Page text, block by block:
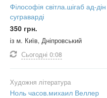
Філософія світла.шігаб ад-
суграварді
350 грн.
із м. Київ, Дніпровський
Сьогодні 0:08
Художня література
Ноль часов.михаил Веллер